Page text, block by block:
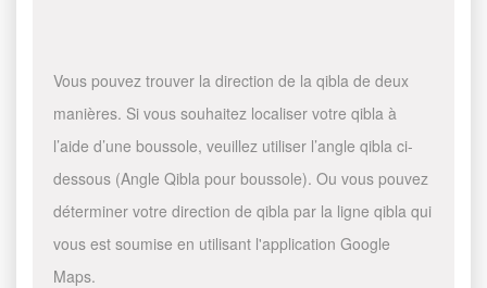
Vous pouvez trouver la direction de la qibla de deux
manières. Si vous souhaitez localiser votre qibla à
l’aide d’une boussole, veuillez utiliser l’angle qibla ci-
dessous (Angle Qibla pour boussole). Ou vous pouvez
déterminer votre direction de qibla par la ligne qibla qui
vous est soumise en utilisant l'application Google
Maps.